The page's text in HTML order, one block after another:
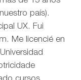
país).
UX. Fui
Me licencié en